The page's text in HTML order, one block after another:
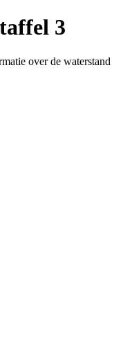
3
over de waterstand